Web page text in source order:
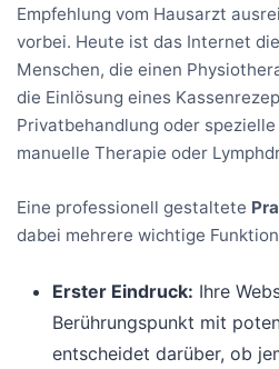
Empfehlung vom Hausarzt
vorbei. Heute ist das Internet
Menschen, die einen
die Einlösung eines
Privatbehandlung oder
manuelle Therapie oder
Eine professionell gestaltete
dabei mehrere wichtige
Erster Eindruck: Ihre
Berührungspunkt mit
entscheidet darüber, ob